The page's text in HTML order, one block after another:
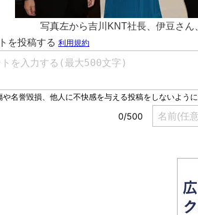
写真左から吉川KNT社長、伊豆さん